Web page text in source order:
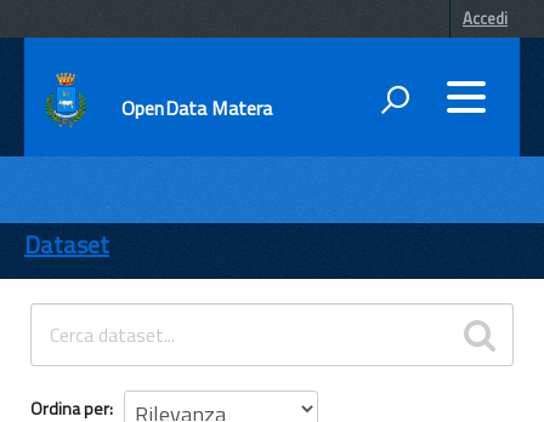
Accedi
OpenData Matera
ENTI
TEMI
INFORMAZIONI
Dataset
Ordina per